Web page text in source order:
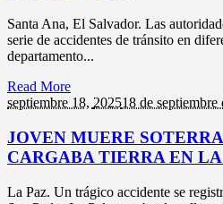
Santa Ana, El Salvador. Las
serie de accidentes de tránsito en
departamento...
Read More
septiembre 18, 202518 de septiembre
JOVEN MUERE
CARGABA TIERRA EN
La Paz. Un trágico accidente se